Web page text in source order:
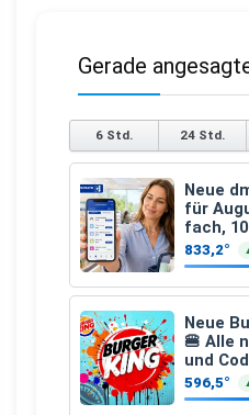
Gerade
6 Std. 24 Std.
Neue
für
fach,
den
€
833,2°
Neue
🍔 Alle
und
596,5°